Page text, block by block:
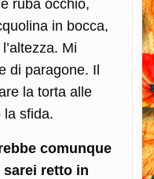
ruba occhio,
in bocca,
Mi
di paragone. Il
la torta alle
la sfida.
comunque
retto in